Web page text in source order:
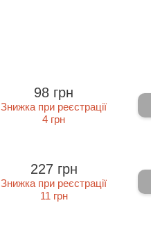
98 грн
Знижка при реєстрації
4 грн
227 грн
Знижка при реєстрації
11 грн